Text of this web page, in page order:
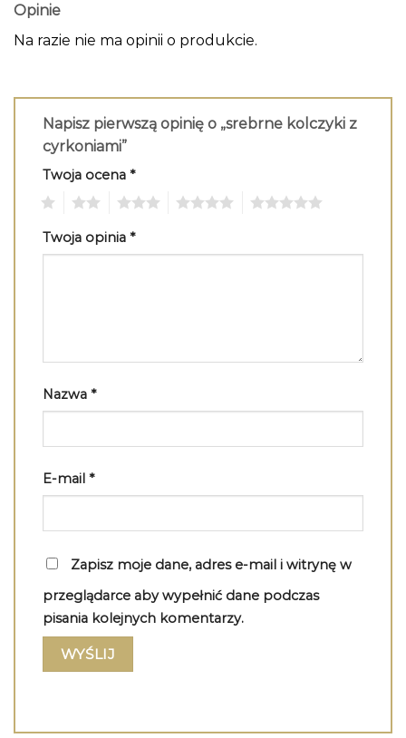
Opinie
Na razie nie ma opinii o produkcie.
Napisz pierwszą opinię o „srebrne kolczyki z
cyrkoniami”
Twoja ocena *
Twoja opinia *
Nazwa *
E-mail *
Zapisz moje dane, adres e-mail i witrynę w
przeglądarce aby wypełnić dane podczas
pisania kolejnych komentarzy.